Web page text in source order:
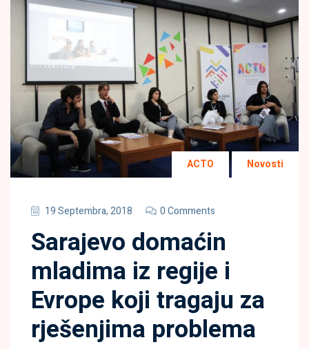
ACTO Novosti
19 Septembra, 2018 0 Comments
Sarajevo domaćin
mladima iz regije i
Evrope koji tragaju za
rješenjima problema